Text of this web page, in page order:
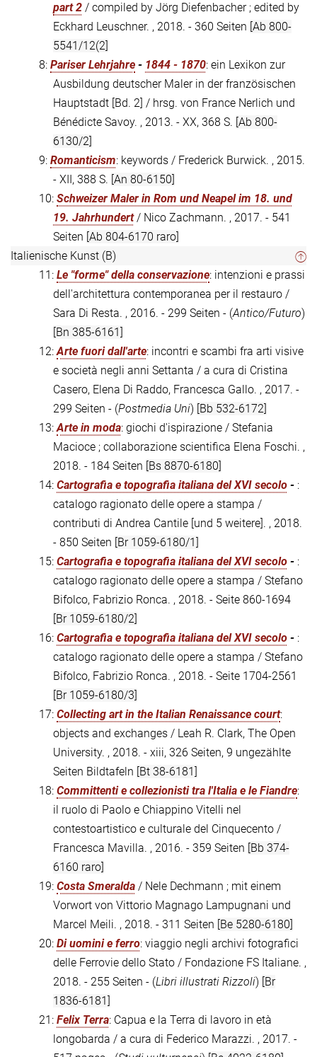
part 2 / compiled by Jörg Diefenbacher ; edited by
Eckhard Leuschner. , 2018. - 360 Seiten [Ab 800-
5541/12(2]
8: Pariser Lehrjahre - 1844 - 1870: ein Lexikon zur
Ausbildung deutscher Maler in der französischen
Hauptstadt [Bd. 2] / hrsg. von France Nerlich und
Bénédicte Savoy. , 2013. - XX, 368 S. [Ab 800-
6130/2]
9: Romanticism: keywords / Frederick Burwick. , 2015.
- XII, 388 S. [An 80-6150]
10: Schweizer Maler in Rom und Neapel im 18. und
19. Jahrhundert/ Nico Zachmann. , 2017. - 541
Seiten [Ab 804-6170 raro]
Italienische Kunst (B)
11: Le "forme" della conservazione: intenzioni e prassi
dell'architettura contemporanea per il restauro /
Sara Di Resta. , 2016. - 299 Seiten - (Antico/Futuro)
[Bn 385-6161]
12:Arte fuori dall'arte: incontri e scambi fra arti visive
e società negli anni Settanta / a cura di Cristina
Casero, Elena Di Raddo, Francesca Gallo. , 2017. -
299 Seiten - (Postmedia Uni) [Bb 532-6172]
13:Arte in moda: giochi d'ispirazione / Stefania
Macioce ; collaborazione scientifica Elena Foschi. ,
2018. - 184 Seiten [Bs 8870-6180]
14: Cartografia e topografia italiana del XVI secolo - :
catalogo ragionato delle opere a stampa /
contributi di Andrea Cantile [und 5 weitere]. , 2018.
- 850 Seiten [Br 1059-6180/1]
15: Cartografia e topografia italiana del XVI secolo - :
catalogo ragionato delle opere a stampa / Stefano
Bifolco, Fabrizio Ronca. , 2018. - Seite 860-1694
[Br 1059-6180/2]
16: Cartografia e topografia italiana del XVI secolo - :
catalogo ragionato delle opere a stampa / Stefano
Bifolco, Fabrizio Ronca. , 2018. - Seite 1704-2561
[Br 1059-6180/3]
17: Collecting art in the Italian Renaissance court:
objects and exchanges / Leah R. Clark, The Open
University. , 2018. - xiii, 326 Seiten, 9 ungezählte
Seiten Bildtafeln [Bt 38-6181]
18: Committenti e collezionisti tra l'Italia e le Fiandre:
il ruolo di Paolo e Chiappino Vitelli nel
contestoartistico e culturale del Cinquecento /
Francesca Mavilla. , 2016. - 359 Seiten [Bb 374-
6160 raro]
19: Costa Smeralda / Nele Dechmann ; mit einem
Vorwort von Vittorio Magnago Lampugnani und
Marcel Meili. , 2018. - 311 Seiten [Be 5280-6180]
20: Di uomini e ferro: viaggio negli archivi fotografici
delle Ferrovie dello Stato / Fondazione FS Italiane. ,
2018. - 255 Seiten - (Libri illustrati Rizzoli) [Br
1836-6181]
21: Felix Terra: Capua e la Terra di lavoro in età
longobarda / a cura di Federico Marazzi. , 2017. -